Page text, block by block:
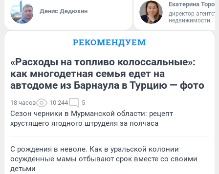
Денис Дедюхин
Екатерина
директор
недвижимости
РЕКОМЕНДУЕМ
«Расходы на топливо колоссальные»:
как многодетная семья едет на
автодоме из Барнаула в Турцию — фото
18 часов 10 244 5
Сезон черники в Мурманской области: рецепт
хрустящего ягодного штруделя за полчаса
С рождения в неволе. Как в уральской колонии
осужденные мамы отбывают срок вместе со своими
детьми